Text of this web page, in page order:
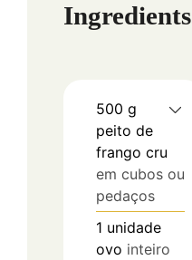
Ingredients
500 g
peito de
frango cru
em cubos ou
pedaços
1 unidade
ovo inteiro